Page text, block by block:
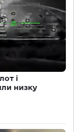
і
низку